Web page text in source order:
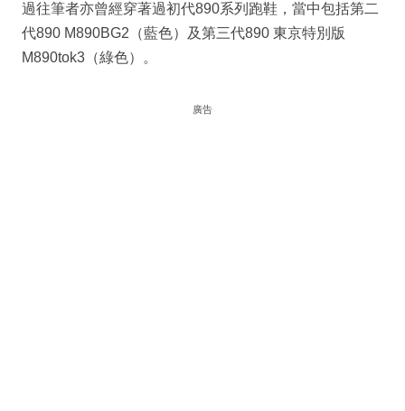
過往筆者亦曾經穿著過初代890系列跑鞋，當中包括第二
代890 M890BG2（藍色）及第三代890 東京特別版
M890tok3（綠色）。
廣告